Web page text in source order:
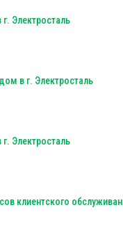
Электросталь
в г. Электросталь
Электросталь
клиентского